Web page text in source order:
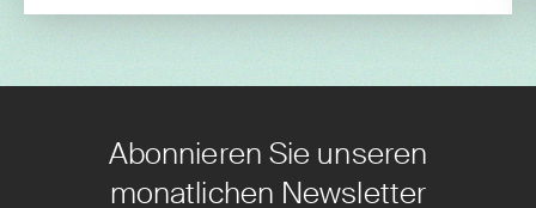
Abonnieren Sie unseren
monatlichen Newsletter